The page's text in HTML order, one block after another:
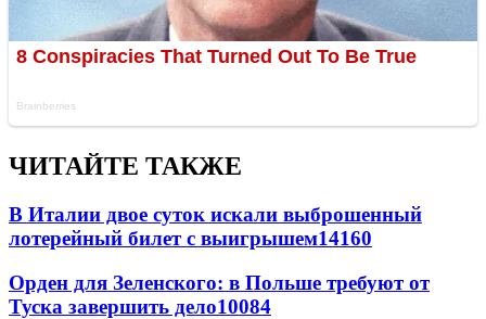
ЧИТАЙТЕ ТАКЖЕ
В Италии двое суток искали выброшенный
лотерейный билет с выигрышем14160
Орден для Зеленского: в Польше требуют от
Туска завершить дело10084